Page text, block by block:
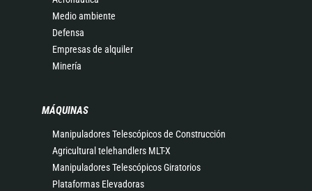
Medio ambiente
Defensa
Empresas de alquiler
Minería
MÁQUINAS
Manipuladores Telescópicos de Construcción
Agricultural telehandlers MLT-X
Manipuladores Telescópicos Giratorios
Plataformas Elevadoras